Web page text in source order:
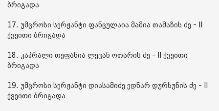
ბრიგადა
17. უმცროსი სერჟანტი ფანცულაია მამია თამაზის ძე - II
ქვეითი ბრიგადა
18. კაპრალი თეფანია ლევან ოთარის ძე - II ქვეითი
ბრიგადა
19. უმცროსი სერჟანტი დიასამიძე ედნარ დურსუნის ძე - II
ქვეითი ბრიგადა